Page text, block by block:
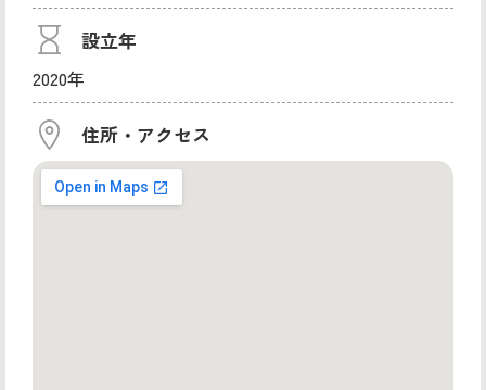
設立年
2020年
住所・アクセス